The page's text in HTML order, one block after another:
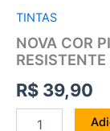
TINTAS
NOVA COR
R$ 39,90